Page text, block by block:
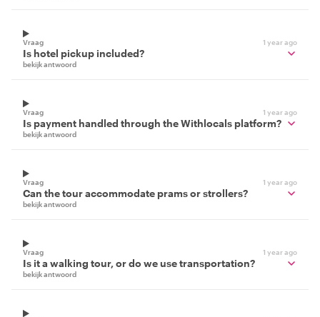
Vraag 1 year ago
Is hotel pickup included?
bekijk antwoord
Vraag 1 year ago
Is payment handled through the Withlocals platform?
bekijk antwoord
Vraag 1 year ago
Can the tour accommodate prams or strollers?
bekijk antwoord
Vraag 1 year ago
Is it a walking tour, or do we use transportation?
bekijk antwoord